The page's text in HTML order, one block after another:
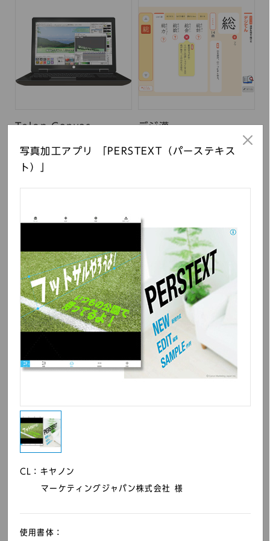
Telop Canvas デジ漢
ポップエースファミリー
IV se200
i Bodymo
Kocri ハイブリッド黒板
アプリ
写真加工アプリ 「PERSTEXT（パーステキス
ト）」
CL：キヤノン
マーケティングジャパン株式会社 様
使用書体：